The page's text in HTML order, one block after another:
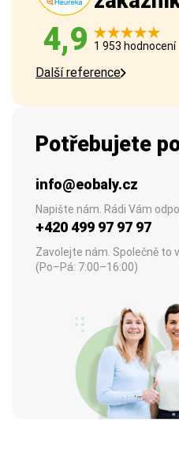
4,9 1 953 hodnocení
Další reference
Potřebujete
info@eobaly.cz
Napište nám. Rádi Vám
+420 499 97 97 97
Zavolejte nám. Společně to
(Po–Pá: 7:00–16:00)